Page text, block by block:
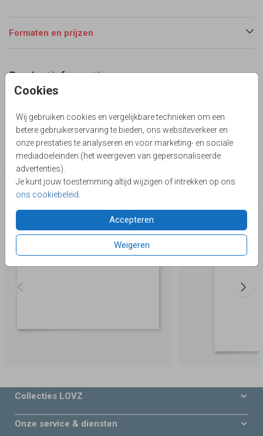
Cookies
Wij gebruiken cookies en vergelijkbare technieken om een
betere gebruikerservaring te bieden, ons websiteverkeer en
onze prestaties te analyseren en voor marketing- en sociale
mediadoeleinden (het weergeven van gepersonaliseerde
advertenties).
Je kunt jouw toestemming altijd wijzigen of intrekken op ons
ons cookiebeleid
Accepteren
Weigeren
Formaten en prijzen
Productinformatie
Blanco dubbel staand folie
Collectie
Foliedruk zelf maken
Deze producten zijn wellicht ook iets voor je
Collecties LOVZ
Onze service & diensten